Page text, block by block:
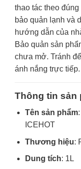
thao tác theo
bảo quản lạnh và
hướng dẫn của
Bảo quản sản
chưa mở. Tránh
ánh nắng trực tiếp.
Thông tin sản
Tên sản phẩm
ICEHOT
Thương hiệu:
Dung tích: 1L